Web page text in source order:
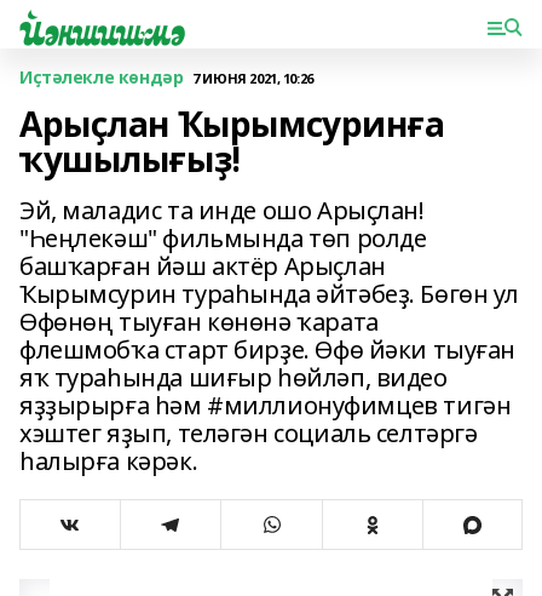
Иҫтәлекле көндәр 7 ИЮНЯ 2021, 10:26
Арыҫлан Ҡырымсуринға
ҡушылығыҙ!
Эй, маладис та инде ошо Арыҫлан!
"Һеңлекәш" фильмында төп ролде
башҡарған йәш актёр Арыҫлан
Ҡырымсурин тураһында әйтәбеҙ. Бөгөн ул
Өфөнөң тыуған көнөнә ҡарата
флешмобҡа старт бирҙе. Өфө йәки тыуған
яҡ тураһында шиғыр һөйләп, видео
яҙҙырырға һәм #миллионуфимцев тигән
хэштег яҙып, теләгән социаль селтәргә
һалырға кәрәк.